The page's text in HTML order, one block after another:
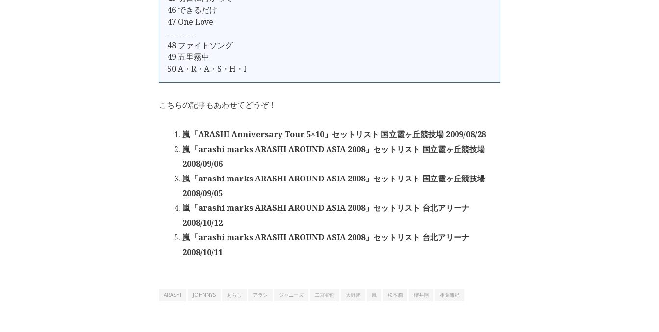
46.できるだけ
47.One Love
----------
48.ファイトソング
49.五里霧中
50.A・R・A・S・H・I
こちらの記事もあわせてどうぞ！
嵐「ARASHI Anniversary Tour 5×10」セットリスト 国立霞ヶ丘競技場 2009/08/28
嵐「arashi marks ARASHI AROUND ASIA 2008」セットリスト 国立霞ヶ丘競技場
2008/09/06
嵐「arashi marks ARASHI AROUND ASIA 2008」セットリスト 国立霞ヶ丘競技場
2008/09/05
嵐「arashi marks ARASHI AROUND ASIA 2008」セットリスト 台北アリーナ
2008/10/12
嵐「arashi marks ARASHI AROUND ASIA 2008」セットリスト 台北アリーナ
2008/10/11
ARASHI JOHNNYS あらし アラシ ジャニーズ 二宮和也 大野智 嵐 松本潤 櫻井翔 相葉雅紀